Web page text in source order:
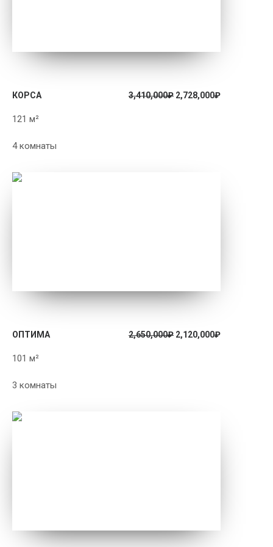
КОРСА 3,410,000₽ 2,728,000₽
121 м²
4 комнаты
ОПТИМА 2,650,000₽ 2,120,000₽
101 м²
3 комнаты